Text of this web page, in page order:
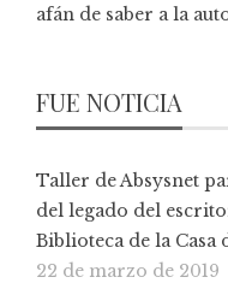
afán de saber a la
FUE NOTICIA
Taller de Absysnet
del legado del
Biblioteca de la Casa
22 de marzo de 2019